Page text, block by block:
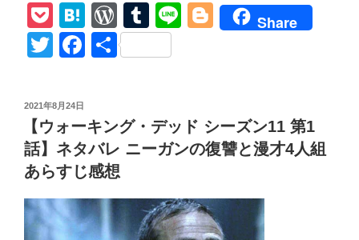
ー
キ
ン
ッ
ド
シ
ー
ン
11
P
o
ck
H
at
e
a
W
or
d
e
ss
T
u
m
r
Li
Bl
er
Share
T
tt
er
F
e
b
o
o
k
共
投
日:
2021年8月24日
【ウォーキング・デッド シーズン11 第1
話】ネタバレ ニーガンの復讐と漫才4人組
あらすじ感想